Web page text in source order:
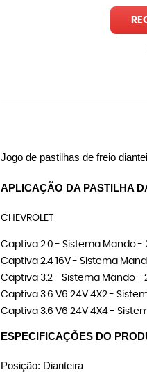
Jogo de pastilhas de freio
APLICAÇÃO DA PASTILHA
CHEVROLET
Captiva 2.0 - Sistema Mando -
Captiva 2.4 16V - Sistema
Captiva 3.2 - Sistema Mando -
Captiva 3.6 V6 24V 4X2 -
Captiva 3.6 V6 24V 4X4 -
ESPECIFICAÇÕES DO
Posição: Dianteira